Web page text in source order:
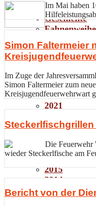
Geschichte
Fahnenweihe
Einsätze
2024
2023
2022
2021
2019
2017
2016
2015
2014
2013
Im Mai haben
Simon Faltermeier
Im Zuge der
Simon Faltermeier zum
Kreisjugendfeuerwehrwart
Steckerlfischgrillen
Die Feuerwehr
wieder Steckerlfische am
Bericht von der